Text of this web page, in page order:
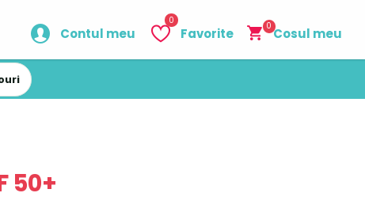
Contul meu Favorite
0
Cosul meu
0
50+